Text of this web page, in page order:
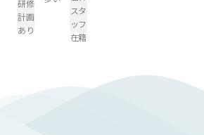
研修
計画
あり
スタ
ッフ
在籍